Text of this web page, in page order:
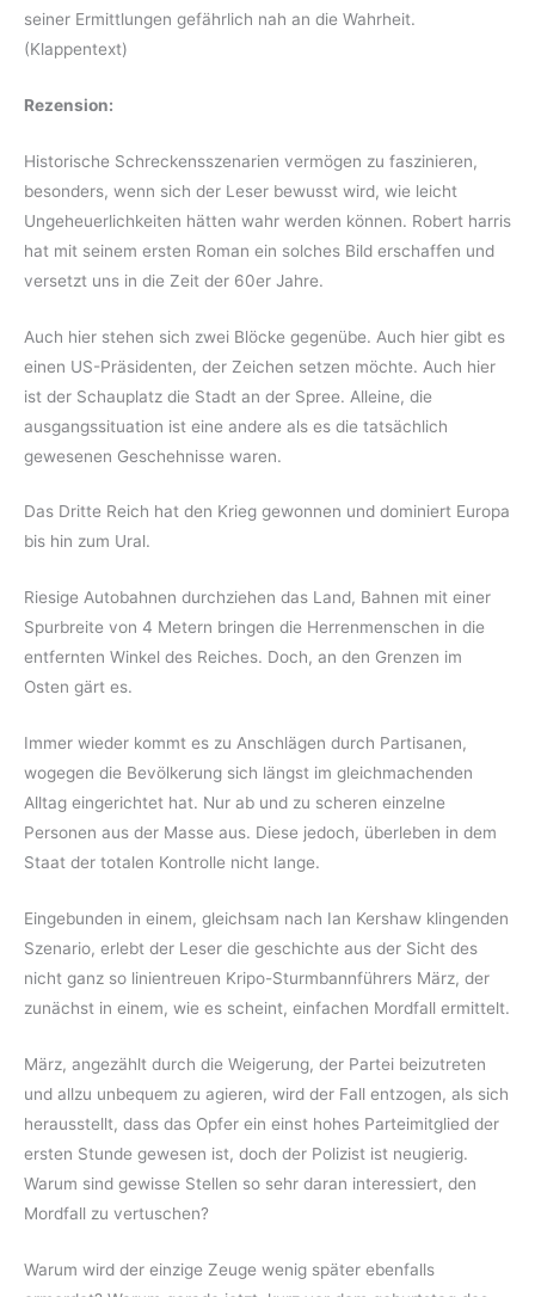
seiner Ermittlungen gefährlich nah an die Wahrheit.
(Klappentext)
Rezension:
Historische Schreckensszenarien vermögen zu faszinieren,
besonders, wenn sich der Leser bewusst wird, wie leicht
Ungeheuerlichkeiten hätten wahr werden können. Robert harris
hat mit seinem ersten Roman ein solches Bild erschaffen und
versetzt uns in die Zeit der 60er Jahre.
Auch hier stehen sich zwei Blöcke gegenübe. Auch hier gibt es
einen US-Präsidenten, der Zeichen setzen möchte. Auch hier
ist der Schauplatz die Stadt an der Spree. Alleine, die
ausgangssituation ist eine andere als es die tatsächlich
gewesenen Geschehnisse waren.
Das Dritte Reich hat den Krieg gewonnen und dominiert Europa
bis hin zum Ural.
Riesige Autobahnen durchziehen das Land, Bahnen mit einer
Spurbreite von 4 Metern bringen die Herrenmenschen in die
entfernten Winkel des Reiches. Doch, an den Grenzen im
Osten gärt es.
Immer wieder kommt es zu Anschlägen durch Partisanen,
wogegen die Bevölkerung sich längst im gleichmachenden
Alltag eingerichtet hat. Nur ab und zu scheren einzelne
Personen aus der Masse aus. Diese jedoch, überleben in dem
Staat der totalen Kontrolle nicht lange.
Eingebunden in einem, gleichsam nach Ian Kershaw klingenden
Szenario, erlebt der Leser die geschichte aus der Sicht des
nicht ganz so linientreuen Kripo-Sturmbannführers März, der
zunächst in einem, wie es scheint, einfachen Mordfall ermittelt.
März, angezählt durch die Weigerung, der Partei beizutreten
und allzu unbequem zu agieren, wird der Fall entzogen, als sich
herausstellt, dass das Opfer ein einst hohes Parteimitglied der
ersten Stunde gewesen ist, doch der Polizist ist neugierig.
Warum sind gewisse Stellen so sehr daran interessiert, den
Mordfall zu vertuschen?
Warum wird der einzige Zeuge wenig später ebenfalls